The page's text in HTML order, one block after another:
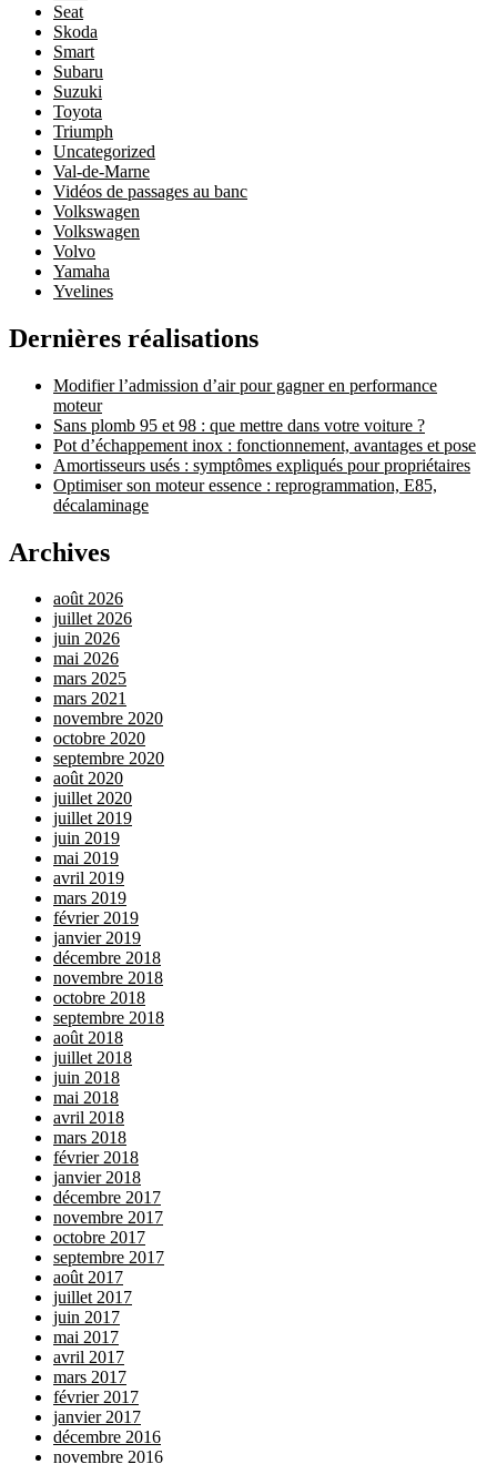
Seat
Skoda
Smart
Subaru
Suzuki
Toyota
Triumph
Uncategorized
Val-de-Marne
Vidéos de passages au banc
Volkswagen
Volkswagen
Volvo
Yamaha
Yvelines
Dernières réalisations
Modifier l’admission d’air pour gagner en performance
moteur
Sans plomb 95 et 98 : que mettre dans votre voiture ?
Pot d’échappement inox : fonctionnement, avantages et pose
Amortisseurs usés : symptômes expliqués pour propriétaires
Optimiser son moteur essence : reprogrammation, E85,
décalaminage
Archives
août 2026
juillet 2026
juin 2026
mai 2026
mars 2025
mars 2021
novembre 2020
octobre 2020
septembre 2020
août 2020
juillet 2020
juillet 2019
juin 2019
mai 2019
avril 2019
mars 2019
février 2019
janvier 2019
décembre 2018
novembre 2018
octobre 2018
septembre 2018
août 2018
juillet 2018
juin 2018
mai 2018
avril 2018
mars 2018
février 2018
janvier 2018
décembre 2017
novembre 2017
octobre 2017
septembre 2017
août 2017
juillet 2017
juin 2017
mai 2017
avril 2017
mars 2017
février 2017
janvier 2017
décembre 2016
novembre 2016